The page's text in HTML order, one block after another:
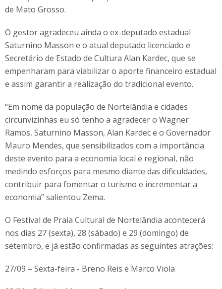
de Mato Grosso.
O gestor agradeceu ainda o ex-deputado estadual
Saturnino Masson e o atual deputado licenciado e
Secretário de Estado de Cultura Alan Kardec, que se
empenharam para viabilizar o aporte financeiro estadual
e assim garantir a realização do tradicional evento.
“Em nome da população de Nortelândia e cidades
circunvizinhas eu só tenho a agradecer o Wagner
Ramos, Saturnino Masson, Alan Kardec e o Governador
Mauro Mendes, que sensibilizados com a importância
deste evento para a economia local e regional, não
medindo esforços para mesmo diante das dificuldades,
contribuir para fomentar o turismo e incrementar a
economia” salientou Zema.
O Festival de Praia Cultural de Nortelândia acontecerá
nos dias 27 (sexta), 28 (sábado) e 29 (domingo) de
setembro, e já estão confirmadas as seguintes atrações:
27/09 – Sexta-feira - Breno Reis e Marco Viola